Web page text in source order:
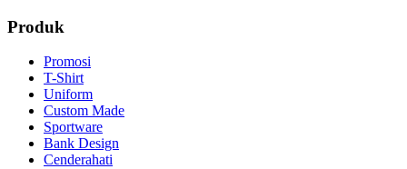
Produk
Promosi
T-Shirt
Uniform
Custom Made
Sportware
Bank Design
Cenderahati